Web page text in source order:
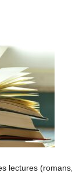
lectures